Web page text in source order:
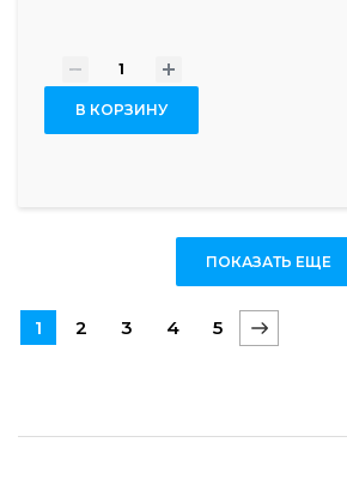
- +
В КОРЗИНУ
ПОКАЗАТЬ ЕЩЕ
1 2 3 4 5